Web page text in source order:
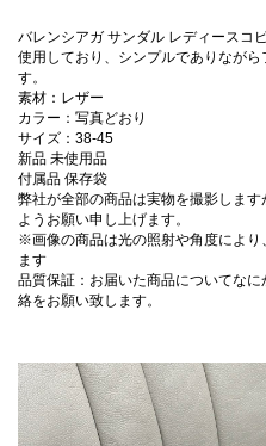
バレンシアガ サンダル レディースコ
使用しており、シンプルでありなが
す。
素材：レザー
カラー：写真どおり
サイズ：38-45
新品 未使用品
付属品 保存袋
弊社が全部の商品は実物を撮影しま
ようお願い申し上げます。
※画像の商品は光の照射や角度によ
ます
品質保証：お届いた商品についてな
絡をお願い致します。